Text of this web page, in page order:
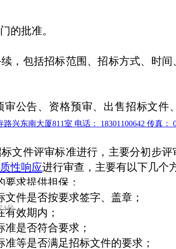
批准。
包括招标范围、招标方式、时间
告、资格预审、出售招标文件
文件评审标准进行，主要分初步
性响应进行审查，主要有以下几个
求提供担保；
件是否按要求签字、盖章；
效期内；
是否符合要求；
等是否满足招标文件的要求；
路兴东南大厦811室 电话： 18301100642 传真：
号